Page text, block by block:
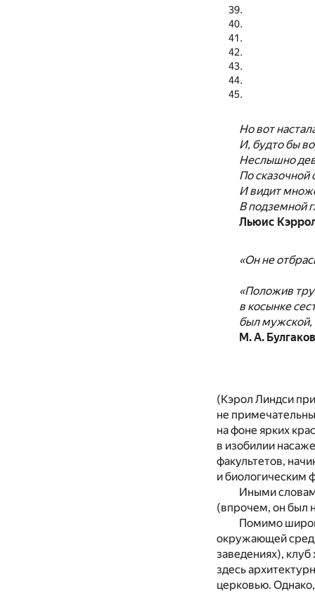
Но вот
И, будто бы
Неслышно
По сказочной
И видит
В подземной
Льюис
«Он не
«Положив
в косынке
был мужской,
М. А.
(Кэрол Линдси
не
на фоне ярких
в изобилии
факультетов,
и биологическим
Иными
(впрочем, он был
Помимо
окружающей
заведениях),
здесь
церковью.